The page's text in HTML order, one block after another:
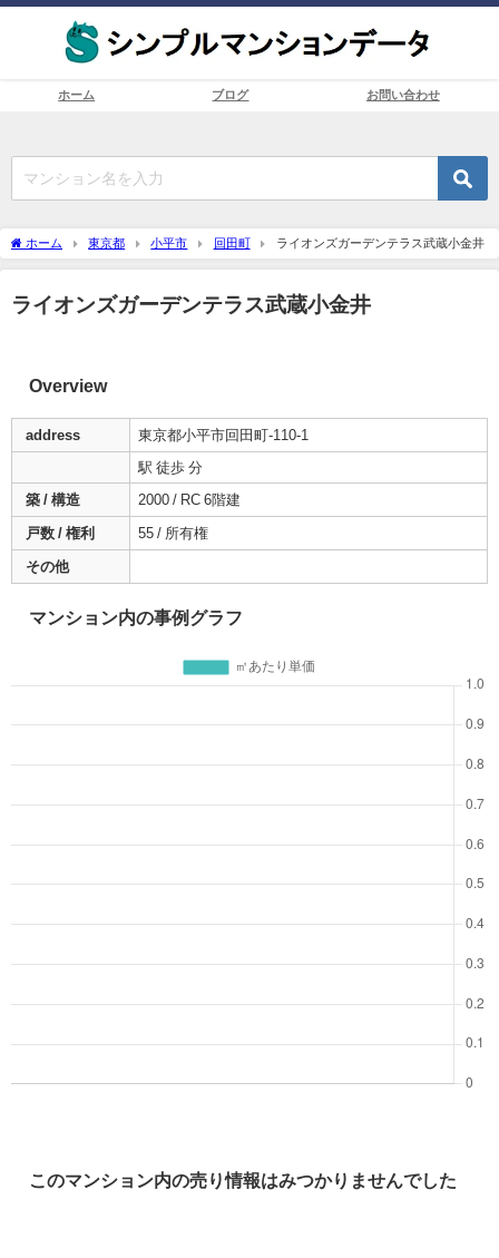
ホーム ブログ お問い合わせ
ホーム 東京都 小平市 回田町 ライオンズガーデンテラス武蔵小金井
ライオンズガーデンテラス武蔵小金井
Overview
address 東京都小平市回田町-110-1
駅 徒歩 分
築 / 構造 2000 / RC 6階建
戸数 / 権利 55 / 所有権
その他
マンション内の事例グラフ
このマンション内の売り情報はみつかりませんでした